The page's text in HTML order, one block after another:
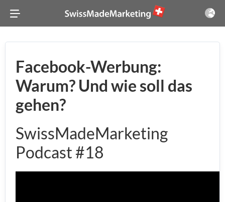
Facebook-Werbung:
Warum? Und wie soll das
gehen?
SwissMadeMarketing
Podcast #18